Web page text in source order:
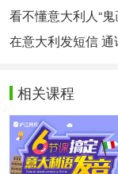
片严格挑选的猪
千层面
看不懂意大利人“
在意大利发短信
相关课程